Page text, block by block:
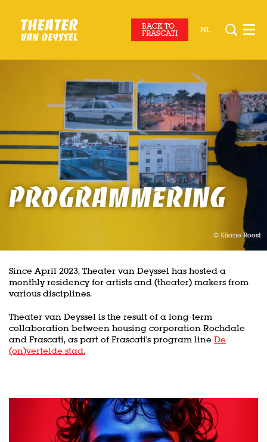
BACK TO
FRASCATI NL
© Eliane Roest
Programmering
Since April 2023, Theater van Deyssel has hosted a
monthly residency for artists and (theater) makers from
various disciplines.
Theater van Deyssel is the result of a long-term
collaboration between housing corporation Rochdale
and Frascati, as part of Frascati's program line De
(on)vertelde stad.